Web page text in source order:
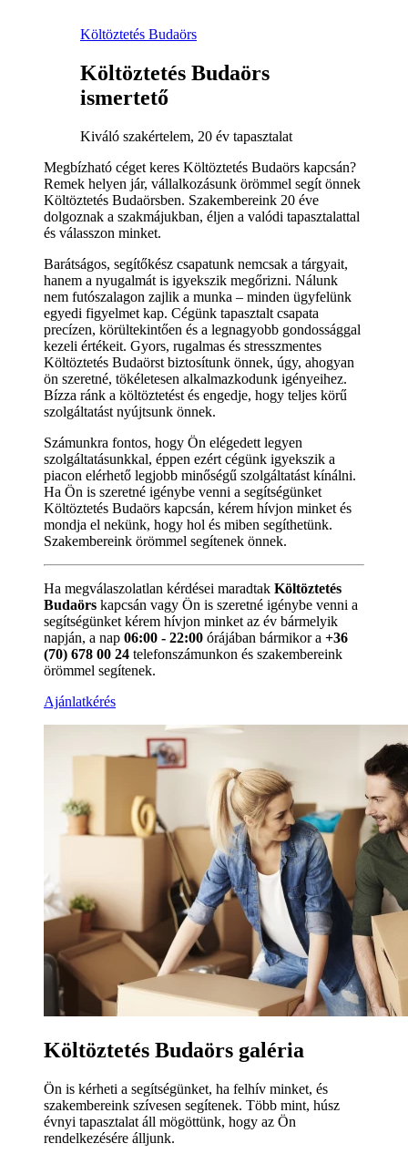
Költöztetés Budaörs
Költöztetés Budaörs
ismertető
Kiváló szakértelem, 20 év tapasztalat
Megbízható céget keres Költöztetés Budaörs kapcsán?
Remek helyen jár, vállalkozásunk örömmel segít önnek
Költöztetés Budaörsben. Szakembereink 20 éve
dolgoznak a szakmájukban, éljen a valódi tapasztalattal
és válasszon minket.
Barátságos, segítőkész csapatunk nemcsak a tárgyait,
hanem a nyugalmát is igyekszik megőrizni. Nálunk
nem futószalagon zajlik a munka – minden ügyfelünk
egyedi figyelmet kap. Cégünk tapasztalt csapata
precízen, körültekintően és a legnagyobb gondossággal
kezeli értékeit. Gyors, rugalmas és stresszmentes
Költöztetés Budaörst biztosítunk önnek, úgy, ahogyan
ön szeretné, tökéletesen alkalmazkodunk igényeihez.
Bízza ránk a költöztetést és engedje, hogy teljes körű
szolgáltatást nyújtsunk önnek.
Számunkra fontos, hogy Ön elégedett legyen
szolgáltatásunkkal, éppen ezért cégünk igyekszik a
piacon elérhető legjobb minőségű szolgáltatást kínálni.
Ha Ön is szeretné igénybe venni a segítségünket
Költöztetés Budaörs kapcsán, kérem hívjon minket és
mondja el nekünk, hogy hol és miben segíthetünk.
Szakembereink örömmel segítenek önnek.
Ha megválaszolatlan kérdései maradtak Költöztetés
Budaörs kapcsán vagy Ön is szeretné igénybe venni a
segítségünket kérem hívjon minket az év bármelyik
napján, a nap 06:00 - 22:00 órájában bármikor a +36
(70) 678 00 24 telefonszámunkon és szakembereink
örömmel segítenek.
Ajánlatkérés
Költöztetés Budaörs galéria
Ön is kérheti a segítségünket, ha felhív minket, és
szakembereink szívesen segítenek. Több mint, húsz
évnyi tapasztalat áll mögöttünk, hogy az Ön
rendelkezésére álljunk.